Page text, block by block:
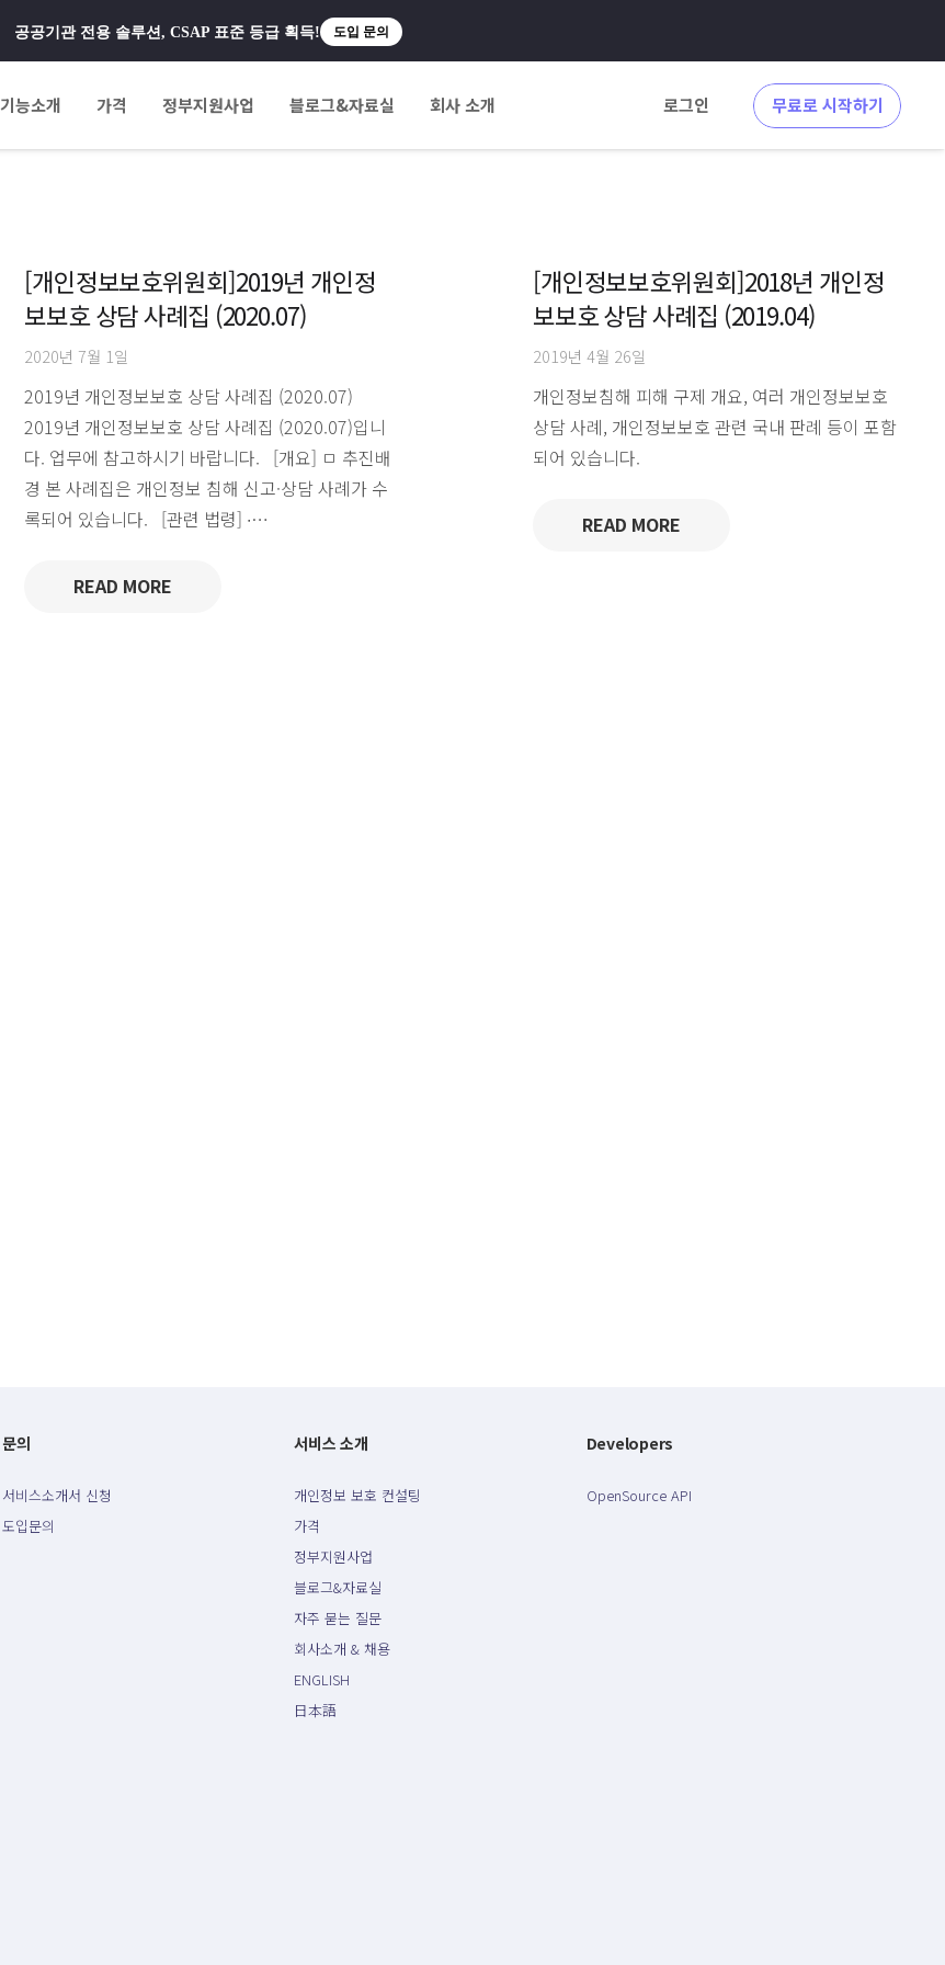
공공기관 전용 솔루션, CSAP 표준 등급 획득! 도입 문의
기능소개 가격 정부지원사업 블로그&자료실 회사 소개 로그인 무료로 시작하기
[개인정보보호위원회]2019년 개인정
보보호 상담 사례집 (2020.07)
2020년 7월 1일
2019년 개인정보보호 상담 사례집 (2020.07)
2019년 개인정보보호 상담 사례집 (2020.07)입니
다. 업무에 참고하시기 바랍니다. [개요] ㅁ 추진배
경 본 사례집은 개인정보 침해 신고·상담 사례가 수
록되어 있습니다. [관련 법령] ∙…
READ MORE
[개인정보보호위원회]2018년 개인정
보보호 상담 사례집 (2019.04)
2019년 4월 26일
개인정보침해 피해 구제 개요, 여러 개인정보보호
상담 사례, 개인정보보호 관련 국내 판례 등이 포함
되어 있습니다.
READ MORE
문의
서비스소개서 신청
도입문의
서비스 소개
개인정보 보호 컨설팅
가격
정부지원사업
블로그&자료실
자주 묻는 질문
회사소개 & 채용
ENGLISH
日本語
Developers
OpenSource API